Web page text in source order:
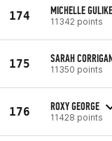
174 MICHELLE
11342 points
175 SARAH
11350 points
176 ROXY GEORGE
11428 points